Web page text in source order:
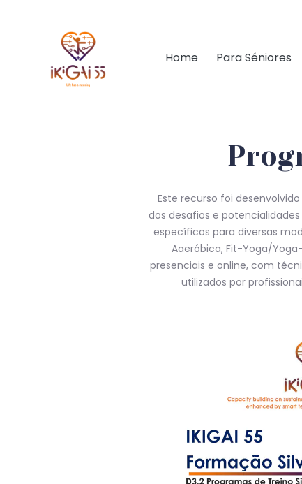
Home Para Séniores
Este recurso foi
dos desafios e
específicos para diversas
Aaeróbica, Fit-Yoga/
presenciais e online, com
utilizados por